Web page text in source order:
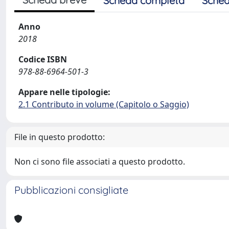
Anno
2018
Codice ISBN
978-88-6964-501-3
Appare nelle tipologie:
2.1 Contributo in volume (Capitolo o Saggio)
File in questo prodotto:
Non ci sono file associati a questo prodotto.
Pubblicazioni consigliate